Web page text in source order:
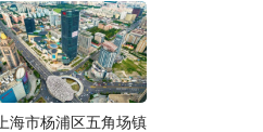
上海市杨浦区五角场镇